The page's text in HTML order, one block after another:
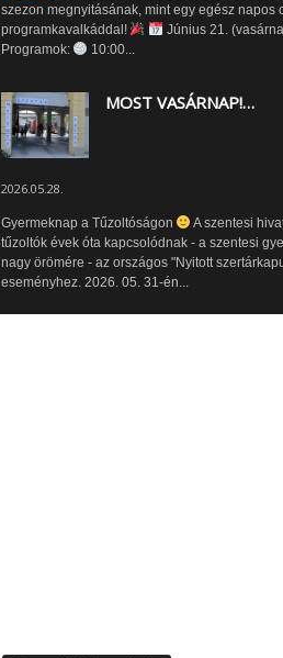
szezon megnyitásának, mint egy egész napos
programkavalkáddal!
Június 21.
Programok:
10:00...
MOST VASÁRNAP!…
2026.05.28.
Gyermeknap a Tűzoltóságon
A szentesi
tűzoltók évek óta kapcsolódnak - a szentesi
nagy örömére - az országos "Nyitott
eseményhez. 2026. 05. 31-én...